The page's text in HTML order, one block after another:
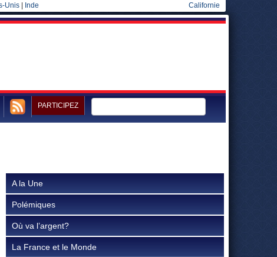
Unis Inde Californie
PARTICIPEZ
A la Une
Polémiques
Où va l’argent?
La France et le Monde